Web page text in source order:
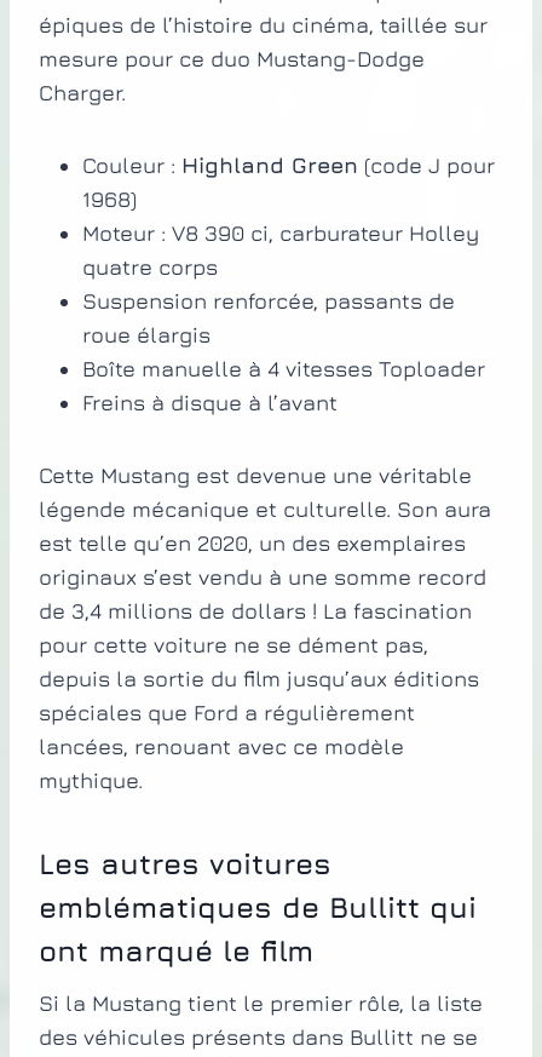
épiques de l’histoire du cinéma, taillée sur
mesure pour ce duo Mustang-Dodge
Charger.
Couleur : Highland Green (code J pour
1968)
Moteur : V8 390 ci, carburateur Holley
quatre corps
Suspension renforcée, passants de
roue élargis
Boîte manuelle à 4 vitesses Toploader
Freins à disque à l’avant
Cette Mustang est devenue une véritable
légende mécanique et culturelle. Son aura
est telle qu’en 2020, un des exemplaires
originaux s’est vendu à une somme record
de 3,4 millions de dollars ! La fascination
pour cette voiture ne se dément pas,
depuis la sortie du film jusqu’aux éditions
spéciales que Ford a régulièrement
lancées, renouant avec ce modèle
mythique.
Les autres voitures
emblématiques de Bullitt qui
ont marqué le film
Si la Mustang tient le premier rôle, la liste
des véhicules présents dans Bullitt ne se